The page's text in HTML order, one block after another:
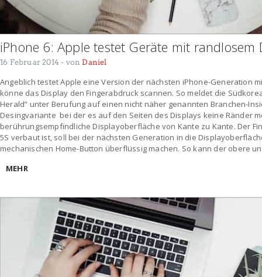
iPhone 6: Apple testet Geräte mit randlosem
16 Februar 2014- von Daniel
Angeblich testet Apple eine Version der nächsten iPhone-Generation
könne das Display den Fingerabdruck scannen. So meldet die
Herald“ unter Berufung auf einen nicht näher genannten Branchen-
Desingvariante bei der es auf den Seiten des Displays keine Ränder
berührungsempfindliche Displayoberfläche von Kante zu Kante. Der
5S verbaut ist, soll bei der nächsten Generation in die
mechanischen Home-Button überflüssig machen. So kann der obere
MEHR